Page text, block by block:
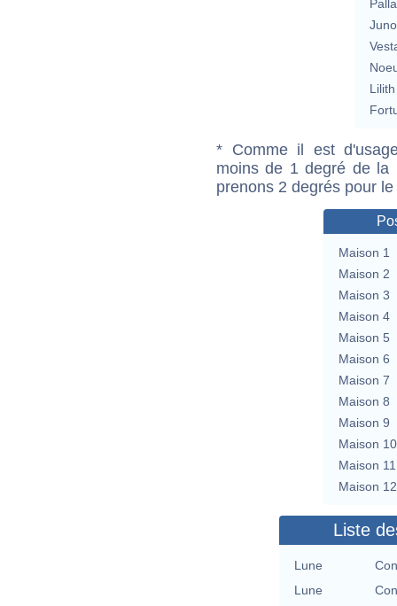
Lilith
* Comme il est
moins de 1 degré de la
prenons 2 degrés pour
Maison 1
Maison 2
Maison 3
Maison 4
Maison 5
Maison 6
Maison 7
Maison 8
Maison 9
Maison 10
Maison 11
Maison 12
Liste
Lune
Lune